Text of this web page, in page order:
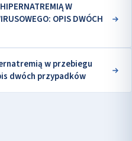
W
OPIS DWÓCH
w przebiegu
dwóch przypadków